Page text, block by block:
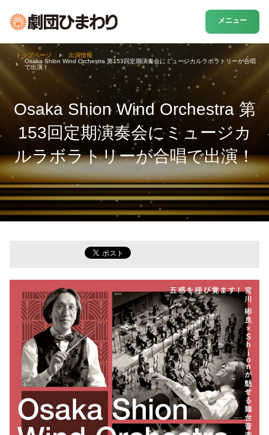
メニュー
Osaka Shion Wind Orchestra 第
153回定期演奏会にミュージカ
ルラボラトリーが合唱で出演！
トップページ
出演情報
Osaka Shion Wind Orchestra 第153回定期演奏会にミュージカルラボラトリーが合唱
で出演！